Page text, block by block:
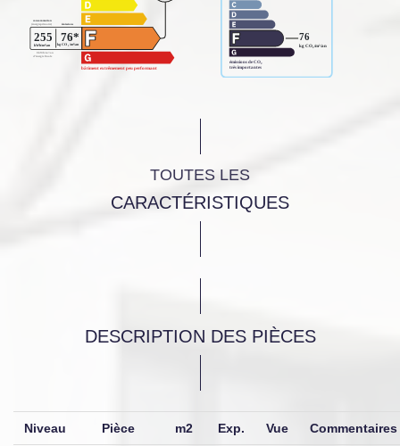
TOUTES LES
CARACTÉRISTIQUES
DESCRIPTION DES PIÈCES
Niveau Pièce m2 Exp. Vue Commentaires